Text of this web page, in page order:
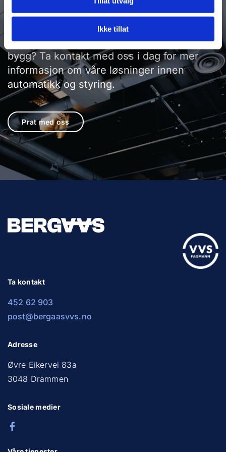
Ikke tillat
Leter du etter en effektiv løsning for ditt
bygg? Ta kontakt med oss i dag for mer
informasjon om våre løsninger innen
automatikk og styring.
Prat med oss
Ta kontakt
452 62 903
post@bergaasvvs.no
Adresse
Øvre Eikervei 83a
3048 Drammen
Sosiale medier